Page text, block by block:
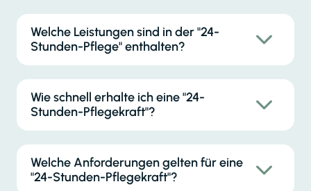
Welche Leistungen sind in der "24-
Stunden-Pflege" enthalten?
Wie schnell erhalte ich eine "24-
Stunden-Pflegekraft"?
Welche Anforderungen gelten für eine
"24-Stunden-Pflegekraft"?